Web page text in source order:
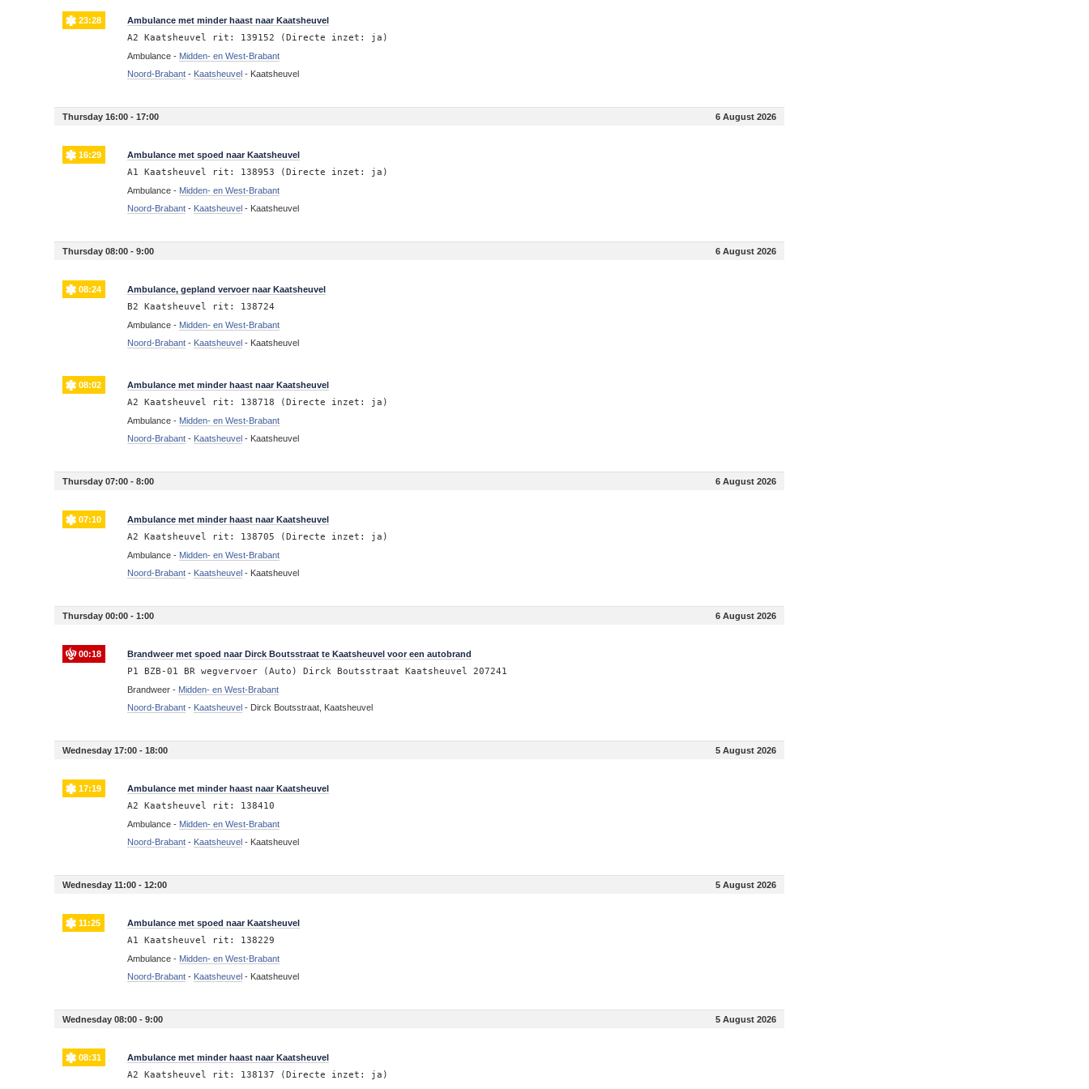
23:28 Ambulance met minder haast naar Kaatsheuvel
A2 Kaatsheuvel rit: 139152 (Directe inzet: ja)
Ambulance - Midden- en West-Brabant
Noord-Brabant - Kaatsheuvel - Kaatsheuvel
Thursday 16:00 - 17:00 6 August 2026
16:29 Ambulance met spoed naar Kaatsheuvel
A1 Kaatsheuvel rit: 138953 (Directe inzet: ja)
Ambulance - Midden- en West-Brabant
Noord-Brabant - Kaatsheuvel - Kaatsheuvel
Thursday 08:00 - 9:00 6 August 2026
08:24 Ambulance, gepland vervoer naar Kaatsheuvel
B2 Kaatsheuvel rit: 138724
Ambulance - Midden- en West-Brabant
Noord-Brabant - Kaatsheuvel - Kaatsheuvel
08:02 Ambulance met minder haast naar Kaatsheuvel
A2 Kaatsheuvel rit: 138718 (Directe inzet: ja)
Ambulance - Midden- en West-Brabant
Noord-Brabant - Kaatsheuvel - Kaatsheuvel
Thursday 07:00 - 8:00 6 August 2026
07:10 Ambulance met minder haast naar Kaatsheuvel
A2 Kaatsheuvel rit: 138705 (Directe inzet: ja)
Ambulance - Midden- en West-Brabant
Noord-Brabant - Kaatsheuvel - Kaatsheuvel
Thursday 00:00 - 1:00 6 August 2026
00:18 Brandweer met spoed naar Dirck Boutsstraat te Kaatsheuvel voor een autobrand
P1 BZB-01 BR wegvervoer (Auto) Dirck Boutsstraat Kaatsheuvel 207241
Brandweer - Midden- en West-Brabant
Noord-Brabant - Kaatsheuvel - Dirck Boutsstraat, Kaatsheuvel
Wednesday 17:00 - 18:00 5 August 2026
17:19 Ambulance met minder haast naar Kaatsheuvel
A2 Kaatsheuvel rit: 138410
Ambulance - Midden- en West-Brabant
Noord-Brabant - Kaatsheuvel - Kaatsheuvel
Wednesday 11:00 - 12:00 5 August 2026
11:25 Ambulance met spoed naar Kaatsheuvel
A1 Kaatsheuvel rit: 138229
Ambulance - Midden- en West-Brabant
Noord-Brabant - Kaatsheuvel - Kaatsheuvel
Wednesday 08:00 - 9:00 5 August 2026
08:31 Ambulance met minder haast naar Kaatsheuvel
A2 Kaatsheuvel rit: 138137 (Directe inzet: ja)